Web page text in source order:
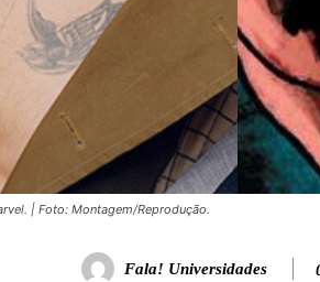
| Foto: Montagem/Reprodução.
Fala! Universidades